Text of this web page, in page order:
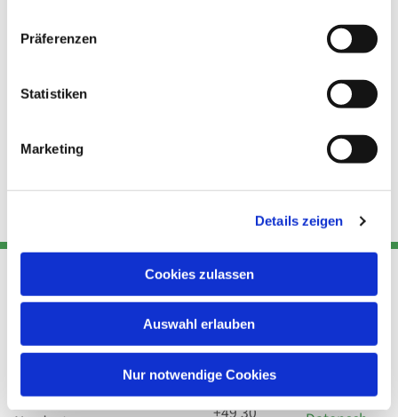
Präferenzen
Statistiken
Marketing
Details zeigen
Cookies zulassen
Auswahl erlauben
Nur notwendige Cookies
Katholische
Kirchengemeinde Pfarrei
Hl. Theresa von Avila Berlin
Kont
Akt
Telefon
utz